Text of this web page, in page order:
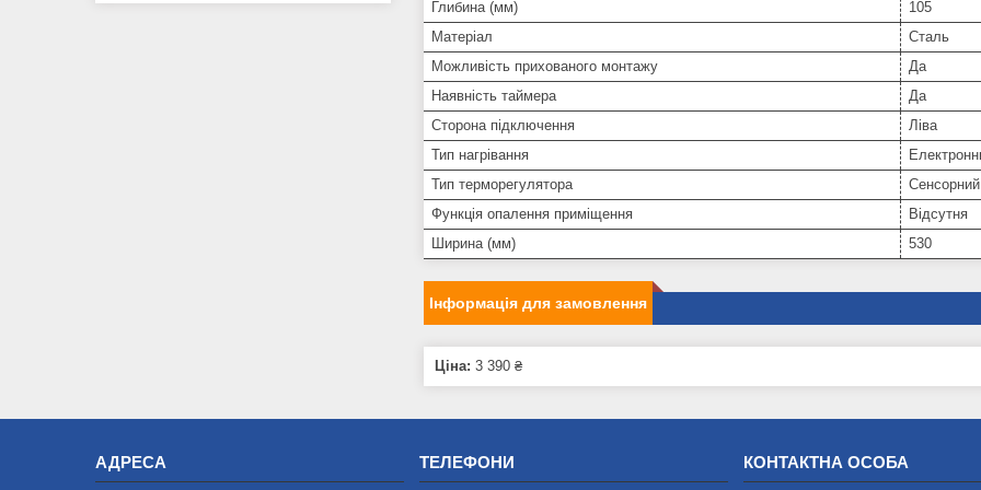
Глибина (мм)
105
Матеріал
Сталь
Можливість прихованого монтажу
Да
Наявність таймера
Да
Сторона підключення
Ліва
Тип нагрівання
Тип терморегулятора
Сенсорний
Функція опалення приміщення
Відсутня
Ширина (мм)
530
Інформація для замовлення
Ціна: 3 390 ₴